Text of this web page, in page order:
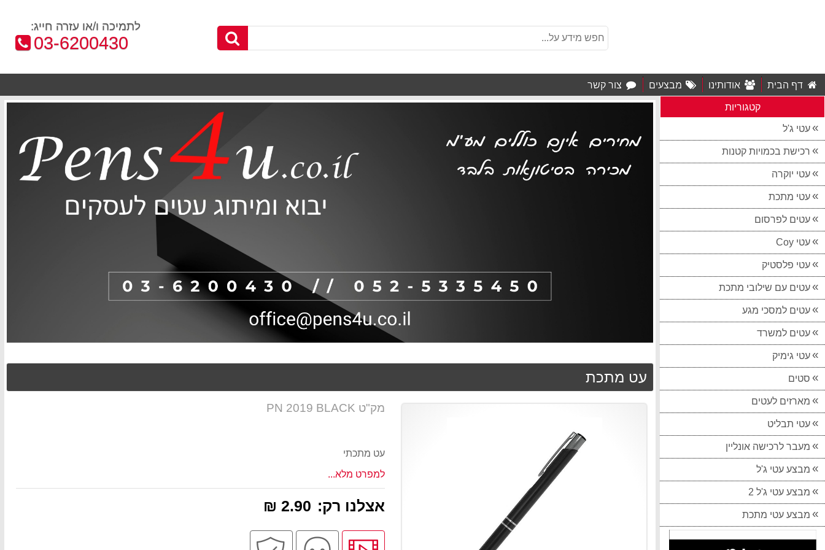
לתמיכה ו/או עזרה חייג:
טלפון:
03-6200430
דף הבית אודותינו מבצעים צור קשר
קטגוריות
עטי ג'ל
רכישת בכמויות קטנות
עטי יוקרה
עטי מתכת
עטים לפרסום
עטי Coy
עטי פלסטיק
עטים עם שילובי מתכת
עטים למסכי מגע
עטים למשרד
עטי גימיק
סטים
מארזים לעטים
עטי תבליט
מעבר לרכישה אונליין
מבצע עטי ג'ל
מבצע עטי ג'ל 2
מבצע עטי מתכת
עט מתכת
מק"ט PN 2019 BLACK
עט מתכתי
למפרט מלא...
אצלנו רק: 2.90 ₪
לחץ
שירות